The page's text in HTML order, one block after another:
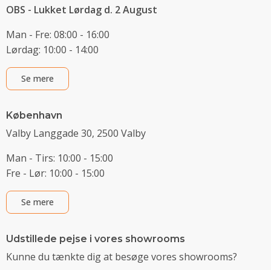
OBS - Lukket Lørdag d. 2 August
Man - Fre: 08:00 - 16:00
Lørdag: 10:00 - 14:00
Se mere
København
Valby Langgade 30, 2500 Valby
Man - Tirs: 10:00 - 15:00
Fre - Lør: 10:00 - 15:00
Se mere
Udstillede pejse i vores showrooms
Kunne du tænkte dig at besøge vores showrooms?